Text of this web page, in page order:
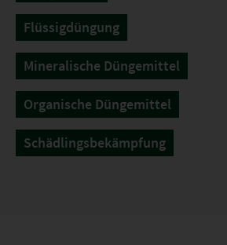
Flüssigdüngung
Mineralische Düngemittel
Organische Düngemittel
Schädlingsbekämpfung